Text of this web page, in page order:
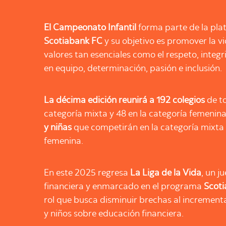
El Campeonato Infantil forma parte de la
Scotiabank FC y su objetivo es promover la
valores tan esenciales como el respeto,
en equipo, determinación, pasión e inclusión.
La décima edición reunirá a 192 colegios de
categoría mixta y 48 en la categoría
y niñas que competirán en la categoría
femenina.
En este 2025 regresa La Liga de la Vida, un
financiera y enmarcado en el programa
rol que busca disminuir brechas al
y niños sobre educación financiera.